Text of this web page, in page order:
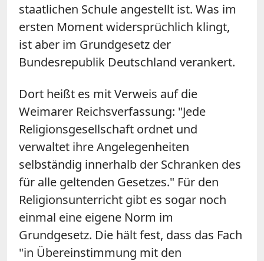
staatlichen Schule angestellt ist. Was im
ersten Moment widersprüchlich klingt,
ist aber im Grundgesetz der
Bundesrepublik Deutschland verankert.
Dort heißt es mit Verweis auf die
Weimarer Reichsverfassung: "Jede
Religionsgesellschaft ordnet und
verwaltet ihre Angelegenheiten
selbständig innerhalb der Schranken des
für alle geltenden Gesetzes." Für den
Religionsunterricht gibt es sogar noch
einmal eine eigene Norm im
Grundgesetz. Die hält fest, dass das Fach
"in Übereinstimmung mit den